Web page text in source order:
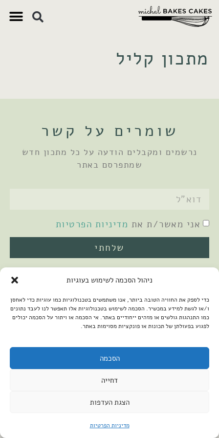
ניהול הסכמה לשימוש בעוגיות
כדי לספק את החוויה הטובה ביותר, אנו משתמשים בטכנולוגיות כמו עוגיות כדי לאחסן
ו/או לגשת למידע במכשיר. הסכמה לשימוש בטכנולוגיות אלו תאפשר לנו לעבד נתונים
כמו התנהגות גולשים או מזהים ייחודיים באתר. אי הסכמה או ויתור על הסכמה יכולים
לפגוע בפעולתן של תכונות או פונקציות מסוימות באתר.
הסכמה
דחייה
הצגת העדפות
מדיניות הפרטיות
מתכון קליל
שומרים על קשר
נרשמים ומקבלים הודעה על כל מתכון חדש
שמתפרסם באתר
אני מאשר/ת את מדיניות הפרטיות
שלחתי
2026 © כל הזכויות שמורות למיכל שמיר
הצהרת נגישות